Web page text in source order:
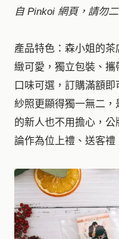
自 Pinkoi 網頁，請勿二
產品特色：森小姐的
緻可愛，獨立包裝、
口味可選，訂購滿額
紗照更顯得獨一無二
的新人也不用擔心，
論作為位上禮、送客禮